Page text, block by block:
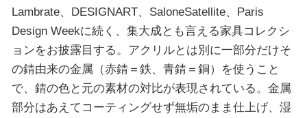
Lambrate、DESIGNART、SaloneSatellite、Paris
Design Weekに続く、集大成とも言える家具コレクシ
ョンをお披露目する。アクリルとは別に一部分だけそ
の錆由来の金属（赤錆＝鉄、青錆＝銅）を使うこと
で、錆の色と元の素材の対比が表現されている。金属
部分はあえてコーティングせず無垢のまま仕上げ、湿